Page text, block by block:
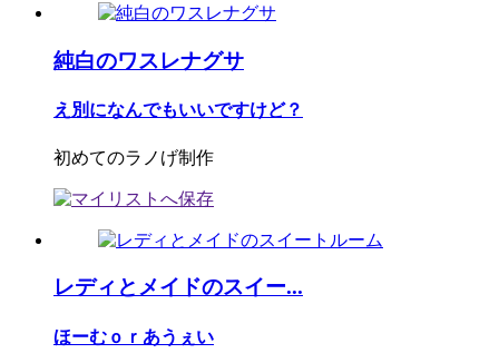
純白のワスレナグサ
え別になんでもいいですけど？
初めてのラノげ制作
レディとメイドのスイー...
ほーむｏｒあうぇい